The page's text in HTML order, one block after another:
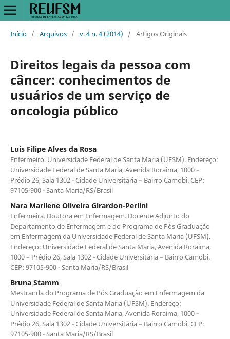
Início / Arquivos / v. 4 n. 4 (2014) / Artigos Originais
Direitos legais da pessoa com
câncer: conhecimentos de
usuários de um serviço de
oncologia público
Luis Filipe Alves da Rosa
Enfermeiro. Universidade Federal de Santa Maria (UFSM). Endereço:
Universidade Federal de Santa Maria, Avenida Roraima, 1000 –
Prédio 26, Sala 1302 - Cidade Universitária – Bairro Camobi. CEP:
97105-900 - Santa Maria/RS/Brasil
Nara Marilene Oliveira Girardon-Perlini
Enfermeira. Doutora em Enfermagem. Docente Adjunto do
Departamento de Enfermagem e do Programa de Pós Graduação
em Enfermagem da Universidade Federal de Santa Maria (UFSM).
Endereço: Universidade Federal de Santa Maria, Avenida Roraima,
1000 – Prédio 26, Sala 1302 - Cidade Universitária – Bairro Camobi.
CEP: 97105-900 - Santa Maria/RS/Brasil
Bruna Stamm
Mestranda do Programa de Pós Graduação em Enfermagem da
Universidade Federal de Santa Maria (UFSM). Endereço:
Universidade Federal de Santa Maria, Avenida Roraima, 1000 –
Prédio 26, Sala 1302 - Cidade Universitária – Bairro Camobi. CEP:
97105-900 - Santa Maria/RS/Brasil